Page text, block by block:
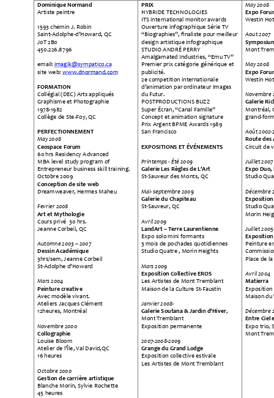
Dominique Normand
Artiste peintre
1593 chemin J. Robin
Saint-Adolphe-d’Howard, QC
J0T 2B0
450.226.8796
email: imagik@sympatico.ca
site web: www.dnormand.com
FORMATION
Collégial (DEC) Arts appliqués
Graphisme et Photographie
1978-1982
Collège de Ste-Foy, QC
PERFECTIONNEMENT
May 2008
Ceospace Forum
60 hrs Residency Advanced
MBA level study program of
Entrepreneur business skill training.
Octobre 2009
Conception de site web
Dreamweaver, Hermes Maheu
Fevrier 2008
Art et Mythologie
Cours privé  30 hrs.
Jeanne Corbeil, QC
Automne 2003 – 2007
Dessin Académique
3hrs/sem, Jeanne Corbeil
St-Adolphe d’Howard
Mars 2004
Peinture creative
Avec modèle vivant.
Ateliers Jacques Clément
12heures, Montréal
Novembre 2000
Collographie
Louise Bloom
Atelier de l’Île, Val David,QC
16 heures
Octobre 2000
Gestion de carrière artistique
Blanche Morin, Sylvie Rochette
45 heures
PRIX
HYBRIDE TECHNOLOGIES
ITS international monitor awards
Ouverture infographique Série TV
“Biographies”, finaliste pour meilleur
design artistique infographique
STUDIO ANDRÉ PERRY
Amalgamated Industries, “Emu TV”
Premier prix catégorie générique et
publicité.
2e competition international e
d’animation par ordinateur Images
du Futur.
POSTPRODUCTIONS BUZZ
Super Écran, “Canal Famille”
Concept et animation signature
Prix Argent BPME Awards 1989
San Francisco
EXPOSITIONS ET ÉVÉNEMENTS
Printemps - Été 2009
Galerie Les Règles de L’Art
St-Sauveur des Monts, QC
Mai- septembre 2009
Galerie du Chapiteau
St-Sauveur, QC
Avril 2009
LandArt – Terre Laurentienne
Expo solo mini formants
3 mois de pochades quotidiennes
Studio Quatre , Morin Heights
Mars 2009
Exposition Collective EROS
Les Artistes de Mont Tremblant
Maison de la Culture St-Faustin
Janvier 2008-
Galerie Soutana & Jardin d’Hiver,
Mont Tremblant
Exposition permanente
2007-2008-2009
Grange du Grand Lodge
Exposition collective estiva le
Les Artistes de Mont Tremblant
May 2008
Expo
Westin
Aout 2007
Mont
May 2008
Expo
Westin
Novembre
Galerie
Montréal,
grand-
Août 2002-
Route des
Circuit de
Juillet 2007
Expo Duo,
Studio
Décembre
Studio
Morin
Juillet
Peinture
Place de
Avril 2004
Matierra
Exposition
Maison du
Décembre
Entre Ciel
Expo trio,
Mont